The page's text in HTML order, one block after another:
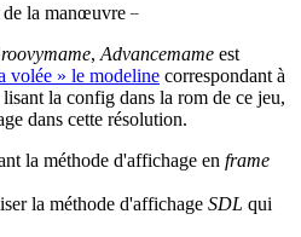
la manœuvre
, Advancemame est
volée » le modeline correspondant à
la config dans la rom de ce jeu,
dans cette résolution.
la méthode d'affichage en frame
la méthode d'affichage SDL qui